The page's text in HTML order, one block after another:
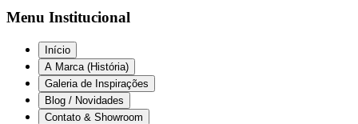
Menu Institucional
Início
A Marca (História)
Galeria de Inspirações
Blog / Novidades
Contato & Showroom